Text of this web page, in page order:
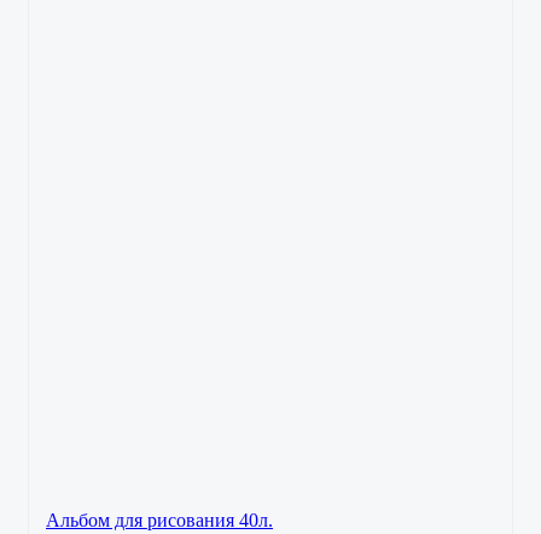
Альбом для рисования 40л.